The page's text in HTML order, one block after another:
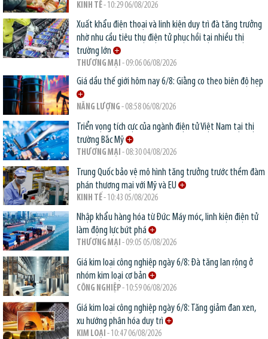
KINH TẾ- 10:29 06/08/2026
Xuất khẩu điện thoại và linh kiện duy trì đà tăng trưởng
nhờ nhu cầu tiêu thụ điện tử phục hồi tại nhiều thị
trường lớn
THƯƠNG MẠI - 09:06 06/08/2026
Giá dầu thế giới hôm nay 6/8: Giằng co theo biên độ hẹp
NĂNG LƯỢNG - 08:58 06/08/2026
Triển vọng tích cực của ngành điện tử Việt Nam tại thị
trường Bắc Mỹ
THƯƠNG MẠI - 08:30 04/08/2026
Trung Quốc bảo vệ mô hình tăng trưởng trước thềm đàm
phán thương mại với Mỹ và EU
KINH TẾ- 10:43 05/08/2026
Nhập khẩu hàng hóa từ Đức: Máy móc, linh kiện điện tử
làm động lực bứt phá
THƯƠNG MẠI - 09:05 05/08/2026
Giá kim loại công nghiệp ngày 6/8: Đà tăng lan rộng ở
nhóm kim loại cơ bản
CÔNG NGHIỆP- 10:59 06/08/2026
Giá kim loại công nghiệp ngày 6/8: Tăng giảm đan xen,
xu hướng phân hóa duy trì
KIM LOẠI - 10:47 06/08/2026